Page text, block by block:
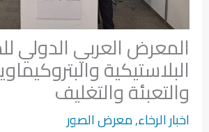
المعرض العربي الدولي
البلاستيكية
والتعبئة والتغليف
اخبار الرخاء,معرض الصور